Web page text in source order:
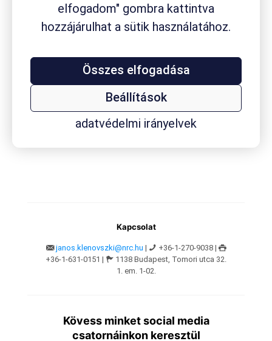
elfogadom" gombra kattintva
hozzájárulhat a sütik használatához.
Összes elfogadása
Beállítások
adatvédelmi irányelvek
Pandémia, társadalom, fogyasztás – Klenovszki János
Kapcsolat
janos.klenovszki@nrc.hu |
+36-1-270-9038 |
+36-1-631-0151 |
1138 Budapest, Tomori utca 32.
1. em. 1-02.
Kövess minket social media
csatornáinkon keresztül